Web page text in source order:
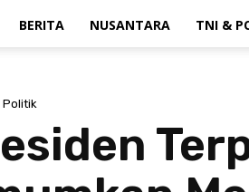
BERITA NUSANTARA TNI &
Politik